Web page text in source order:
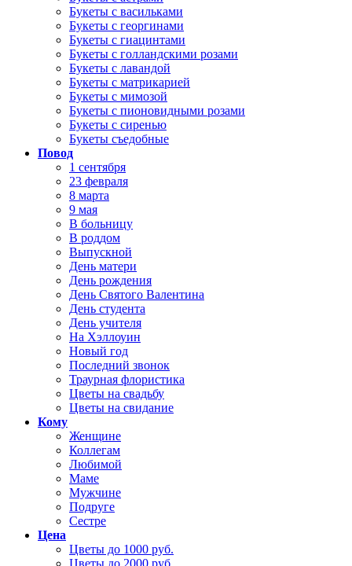
Букеты с васильками
Букеты с георгинами
Букеты с гиацинтами
Букеты с голландскими розами
Букеты с лавандой
Букеты с матрикарией
Букеты с мимозой
Букеты с пионовидными розами
Букеты с сиренью
Букеты съедобные
Повод
1 сентября
23 февраля
8 марта
9 мая
В больницу
В роддом
Выпускной
День матери
День рождения
День Святого Валентина
День студента
День учителя
На Хэллоуин
Новый год
Последний звонок
Траурная флористика
Цветы на свадьбу
Цветы на свидание
Кому
Женщине
Коллегам
Любимой
Маме
Мужчине
Подруге
Сестре
Цена
Цветы до 1000 руб.
Цветы до 2000 руб.